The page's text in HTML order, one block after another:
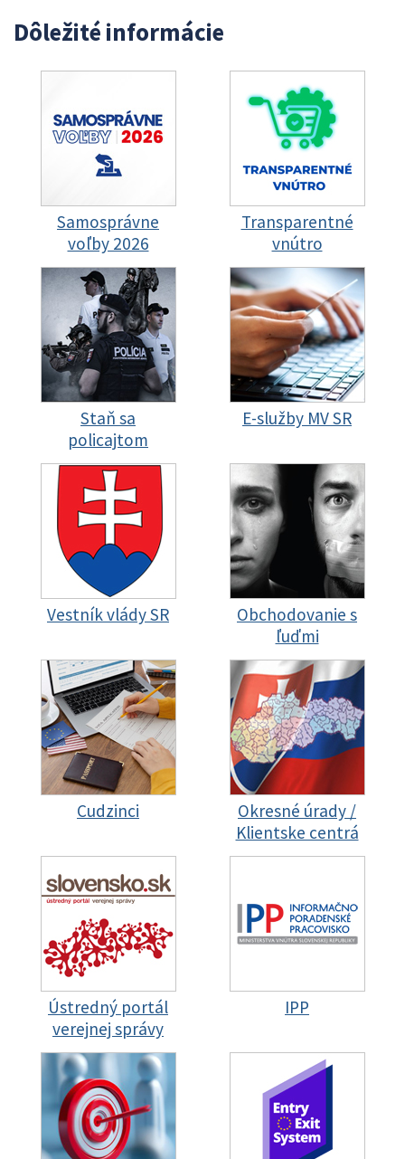
Dôležité informácie
Samosprávne
voľby 2026
Transparentné
vnútro
Staň sa
policajtom
E-služby MV SR
Vestník vlády SR
Obchodovanie s
ľuďmi
Cudzinci
Okresné úrady /
Klientske centrá
Ústredný portál
verejnej správy
IPP